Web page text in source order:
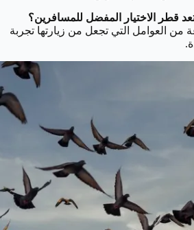
تعد قطر الاختيار المفضل للمسافرين؟
العوامل التي تجعل من زيارتها تجربة